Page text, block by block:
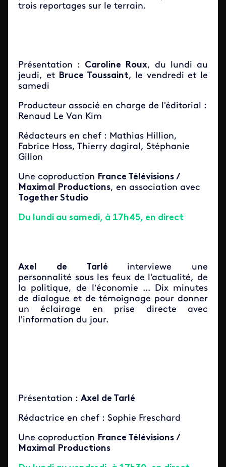
trois reportages sur le terrain.
Présentation : Caroline Roux, du lundi au
jeudi, et Bruce Toussaint, le vendredi et le
samedi
Producteur associé en charge de l'éditorial :
Renaud Le Van Kim
Rédacteurs en chef : Mathias Hillion,
Fabrice Hoss, Thierry dagiral, Stéphanie
Gillon
Une coproduction France Télévisions /
Maximal Productions, en association avec
Together Studio
Du lundi au samedi, à 17h45, en direct
Axel de Tarlé interviewe une
personnalité sous les feux de l'actualité, de
la politique, de l’économie ... Dix minutes
de dialogue et de témoignage pour donner
un éclairage en prise directe avec
l'information du jour.
Présentation : Axel de Tarlé
Rédactrice en chef : Sophie Freschard
Une coproduction France Télévisions /
Maximal Productions